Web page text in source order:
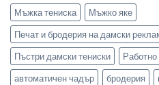
Мъжка тениска
Мъжко яке
Печат и бродерия на дамски
Пъстри дамски тениски
автоматичен чадър
бродерия